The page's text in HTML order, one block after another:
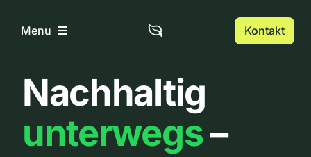
InhaltMenu
Home
Über uns
Kontakt
Nachhaltig
unterwegs–